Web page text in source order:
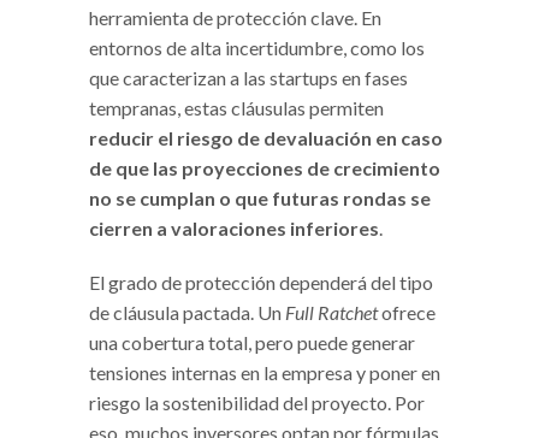
herramienta de protección clave. En
entornos de alta incertidumbre, como los
que caracterizan a las startups en fases
tempranas, estas cláusulas permiten
reducir el riesgo de devaluación en caso
de que las proyecciones de crecimiento
no se cumplan o que futuras rondas se
cierren a valoraciones inferiores.
El grado de protección dependerá del tipo
de cláusula pactada. Un Full Ratchetofrece
una cobertura total, pero puede generar
tensiones internas en la empresa y poner en
riesgo la sostenibilidad del proyecto. Por
eso, muchos inversores optan por fórmulas